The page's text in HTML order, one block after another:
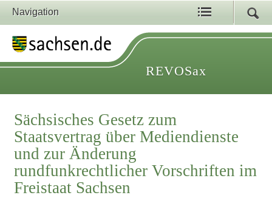
Navigation
REVOSax
Sächsisches Gesetz zum
Staatsvertrag über Mediendienste
und zur Änderung
rundfunkrechtlicher Vorschriften im
Freistaat Sachsen